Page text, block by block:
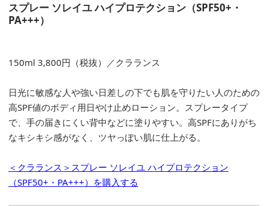
スプレー ソレイユ ハイプロテクション（SPF50+・
PA+++）
150ml 3,800円（税抜）／クラランス
日光に敏感な人や強い日差しの下でも肌を守りたい人のための
高SPF値のボディ用日やけ止めローション。スプレータイプ
で、手の届きにくい背中などに塗りやすい。高SPFにありがち
なキシキシ感がなく、ツヤっぽい肌に仕上がる。
＜クラランス＞スプレー ソレイユ ハイプロテクション
（SPF50+・PA+++）を購入する